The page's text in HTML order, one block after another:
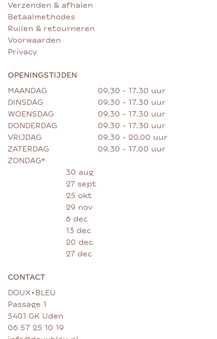
Verzenden & afhalen
Betaalmethodes
Ruilen & retourneren
Voorwaarden
Privacy
OPENINGSTIJDEN
MAANDAG
09.30 - 17.30 uur
DINSDAG
09.30 - 17.30 uur
WOENSDAG
09.30 - 17.30 uur
DONDERDAG
09.30 - 17.30 uur
VRIJDAG
09.30 - 20.00 uur
ZATERDAG
09.30 - 17.00 uur
ZONDAG*
30 aug
27 sept
25 okt
29 nov
6 dec
13 dec
20 dec
27 dec
CONTACT
DOUX • BLEU
Passage 1
5401 GK Uden
06 57 25 10 19